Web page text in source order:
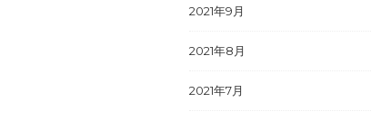
2021年9月
2021年8月
2021年7月